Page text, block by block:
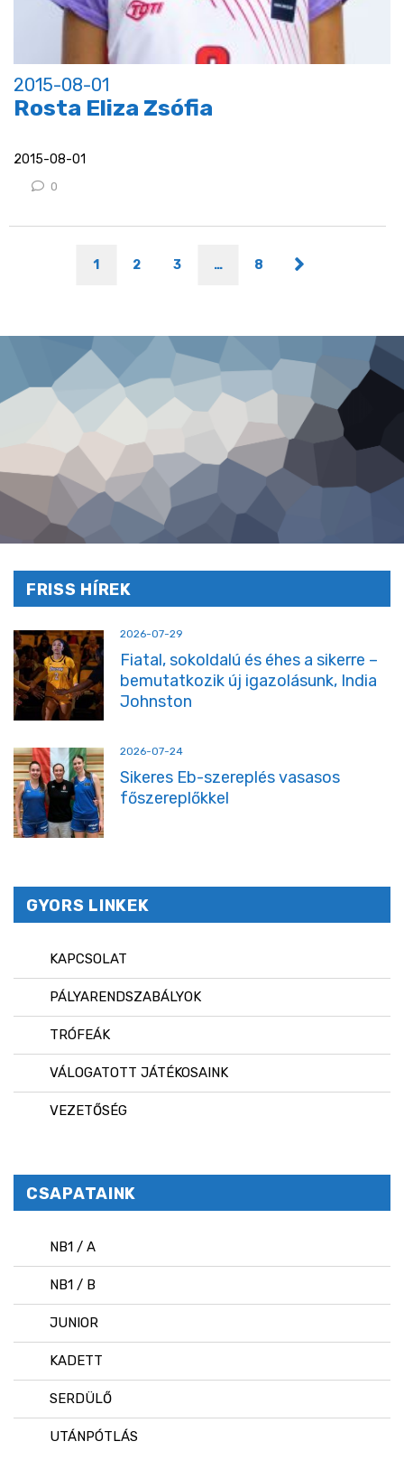
2015-08-01
Rosta Eliza Zsófia
2015-08-01
0
1 2 3 … 8
FRISS HÍREK
2026-07-29
Fiatal, sokoldalú és éhes a sikerre –
bemutatkozik új igazolásunk, India
Johnston
2026-07-24
Sikeres Eb-szereplés vasasos
főszereplőkkel
GYORS LINKEK
KAPCSOLAT
PÁLYARENDSZABÁLYOK
TRÓFEÁK
VÁLOGATOTT JÁTÉKOSAINK
VEZETŐSÉG
CSAPATAINK
NB1 / A
NB1 / B
JUNIOR
KADETT
SERDÜLŐ
UTÁNPÓTLÁS